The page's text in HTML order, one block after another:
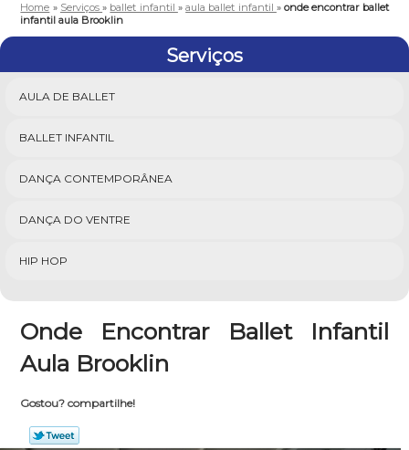
Home » Serviços» ballet infantil »aula ballet infantil »onde encontrar ballet
infantil aula Brooklin
Serviços
AULA DE BALLET
BALLET INFANTIL
DANÇA CONTEMPORÂNEA
DANÇA DO VENTRE
HIP HOP
Onde Encontrar Ballet Infantil
Aula Brooklin
Gostou? compartilhe!